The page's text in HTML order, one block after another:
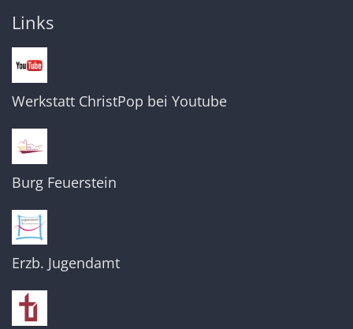
Links
Werkstatt ChristPop bei Youtube
Burg Feuerstein
Erzb. Jugendamt